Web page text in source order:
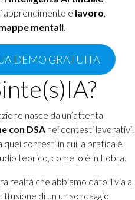
apprendimento e lavoro
mentali
DEMO GRATUITA
nasce da un’attenta
con DSA nei contesti lavorativi.
contesti in cui la pratica è
teorico, come lo è in Lobra.
realtà che abbiamo dato il via a
di un un sondaggio